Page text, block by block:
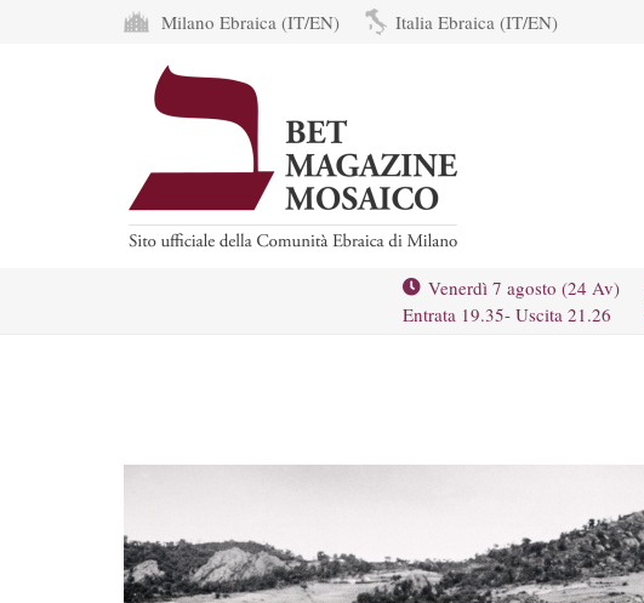
Milano Ebraica (IT/EN) Italia Ebraica (IT/EN)
Venerdì 7 agosto (24 Av)
Entrata 19.35- Uscita 21.26